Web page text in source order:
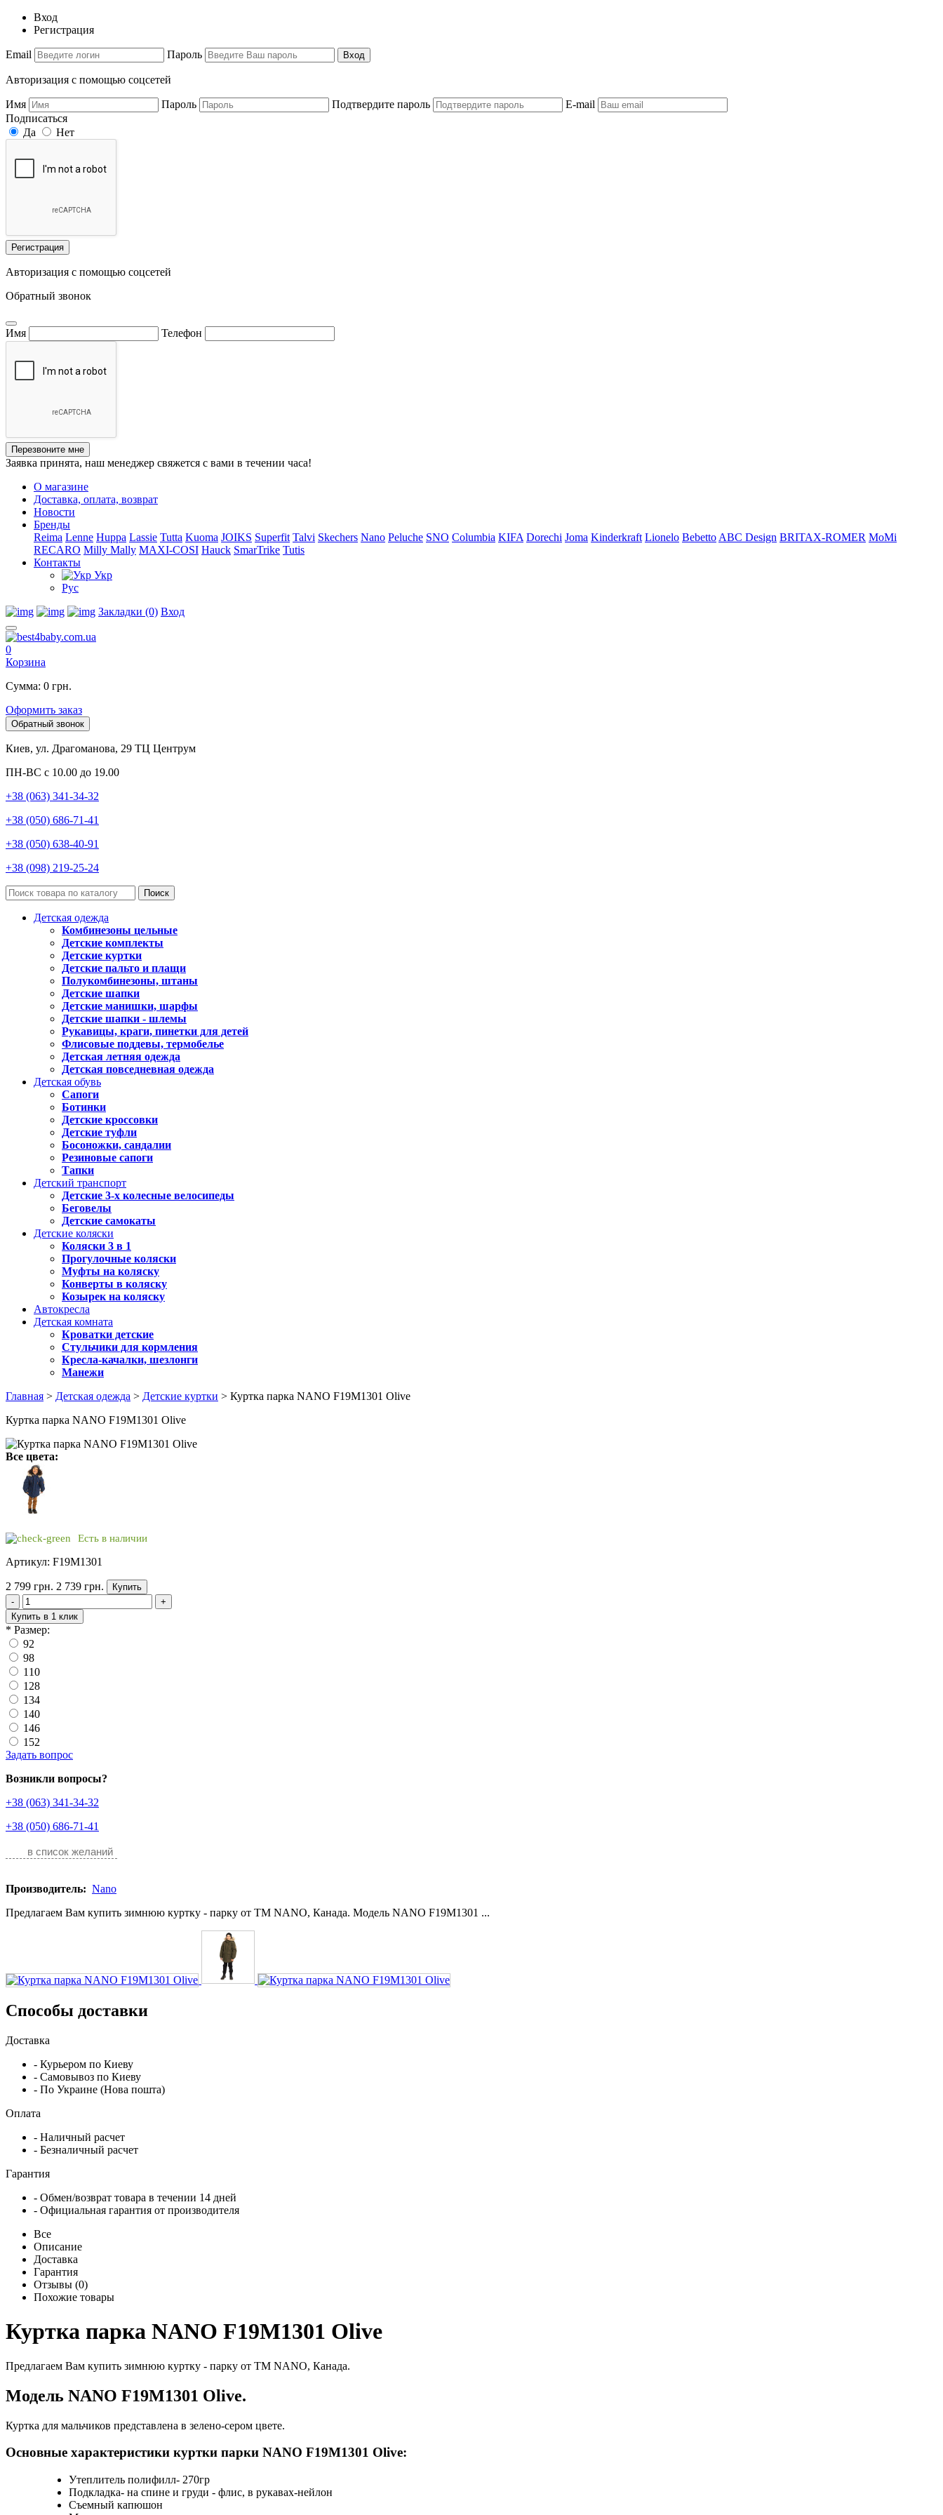
Вход
Регистрация
Email Пароль Вход
Авторизация с помощью соцсетей
Имя Пароль Подтвердите пароль
E-mail
Подписаться
Да
Нет
Регистрация
Авторизация с помощью соцсетей
Обратный звонок
Имя Телефон
Перезвоните мне
Заявка принята, наш менеджер свяжется с вами в течении часа!
О магазине
Доставка, оплата, возврат
Новости
Бренды
Reima Lenne Huppa Lassie Tutta Kuoma JOIKS Superfit Talvi Skechers Nano Peluche SNO Columbia KIFA Dorechi Joma Kinderkraft Lionelo Bebetto ABC Design BRITAX-ROMER MoMi
RECARO Milly Mally MAXI-COSI Hauck SmarTrike Tutis
Контакты
Укр
Рус
Закладки (0) Вход
0
Корзина
Сумма: 0 грн.
Оформить заказ
Обратный звонок
Киев, ул. Драгоманова, 29 ТЦ Центрум
ПН-ВС с 10.00 до 19.00
+38 (063) 341-34-32
+38 (050) 686-71-41
+38 (050) 638-40-91
+38 (098) 219-25-24
Поиск
Детская одежда
Комбинезоны цельные
Детские комплекты
Детские куртки
Детские пальто и плащи
Полукомбинезоны, штаны
Детские шапки
Детские манишки, шарфы
Детские шапки - шлемы
Рукавицы, краги, пинетки для детей
Флисовые поддевы, термобелье
Детская летняя одежда
Детская повседневная одежда
Детская обувь
Сапоги
Ботинки
Детские кроссовки
Детские туфли
Босоножки, сандалии
Резиновые сапоги
Тапки
Детский транспорт
Детские 3-х колесные велосипеды
Беговелы
Детские самокаты
Детские коляски
Коляски 3 в 1
Прогулочные коляски
Муфты на коляску
Конверты в коляску
Козырек на коляску
Автокресла
Детская комната
Кроватки детские
Стульчики для кормления
Кресла-качалки, шезлонги
Манежи
Главная > Детская одежда > Детские куртки > Куртка парка NANO F19M1301 Olive
Куртка парка NANO F19M1301 Olive
Все цвета:
Есть в наличии
Артикул: F19M1301
2 799 грн. 2 739 грн.
Купить
-
+
Купить в 1 клик
* Размер:
92
98
110
128
134
140
146
152
Задать вопрос
Возникли вопросы?
+38 (063) 341-34-32
+38 (050) 686-71-41
в список желаний
Производитель: Nano
Предлагаем Вам купить зимнюю куртку - парку от ТМ NANO, Канада. Модель NANO F19M1301 ...
Способы доставки
Доставка
- Курьером по Киеву
- Самовывоз по Киеву
- По Украине (Нова пошта)
Оплата
- Наличный расчет
- Безналичный расчет
Гарантия
- Обмен/возврат товара в течении 14 дней
- Официальная гарантия от производителя
Все
Описание
Доставка
Гарантия
Отзывы (0)
Похожие товары
Куртка парка NANO F19M1301 Olive
Предлагаем Вам купить зимнюю куртку - парку от ТМ NANO, Канада.
Модель NANO F19M1301 Olive.
Куртка для мальчиков представлена в зелено-сером цвете.
Основные характеристики куртки парки NANO F19M1301 Olive:
Утеплитель полифилл- 270гр
Подкладка- на спине и груди - флис, в рукавах-нейлон
Съемный капюшон